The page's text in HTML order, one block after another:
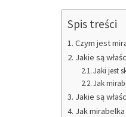
Spis treści
Czym jest
Jakie są
Jaki jest
Jak
Jakie są
Jak